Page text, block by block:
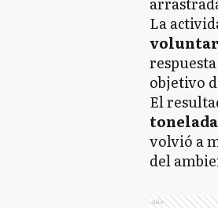
La
objetivo
El
volvió a
del
Ads